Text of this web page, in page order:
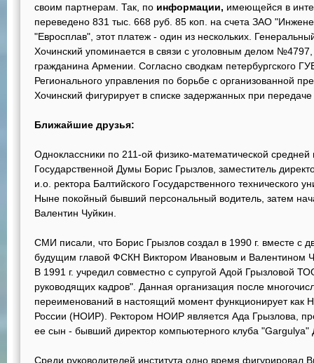
своим партнерам. Так, по информации, имеющейся в
переведено 831 тыс. 668 руб. 85 коп. на счета ЗАО
"Евросплав", этот платеж - один из нескольких.
Хочинский упоминается в связи с уголовным делом
гражданина Армении. Согласно сводкам петербургского
Регионального управления по борьбе с организованной
Хочинский фигурирует в списке задержанных при
Ближайшие друзья:
Одноклассники по 211-ой физико-математической
Государственной Думы Борис Грызлов, заместитель
и.о. ректора Балтийского Государственного технического
Ныне покойный бывший персональный водитель, затем
Валентин Чуйкин.
СМИ писали, что Борис Грызлов создал в 1990 г. вместе с
будущим главой ФСКН Виктором Ивановым и Валентином
В 1991 г. учредил совместно с супругой Адой Грызловой
руководящих кадров". Данная организация после
переименований в настоящий момент функционирует как
России (НОИР). Ректором НОИР является Ада Грызлова,
ее сын - бывший директор компьютерного клуба
Среди руководителей института одно время фигурировал